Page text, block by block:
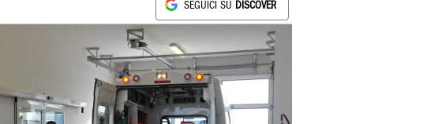
SEGUICI SU DISCOVER